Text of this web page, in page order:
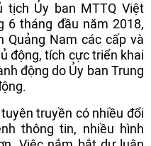
tịch Ủy ban MTTQ Việt
6 tháng đầu năm 2018,
Quảng Nam các cấp và
động, tích cực triển khai
động do Ủy ban Trung
truyền có nhiều đổi
thông tin, nhiều hình